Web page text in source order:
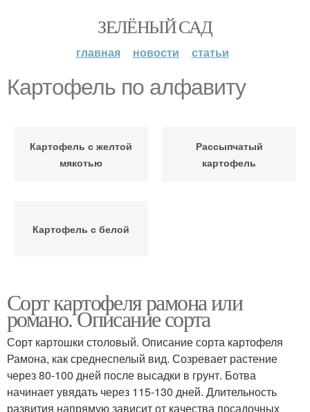
ЗЕЛЁНЫЙ САД
главная новости статьи
Картофель по алфавиту
Картофель с желтой
мякотью
Рассыпчатый
картофель
Картофель с белой
Сорт картофеля рамона или
романо. Описание сорта
Сорт картошки столовый. Описание сорта картофеля
Рамона, как среднеспелый вид. Созревает растение
через 80-100 дней после высадки в грунт. Ботва
начинает увядать через 115-130 дней. Длительность
развития напрямую зависит от качества посадочных